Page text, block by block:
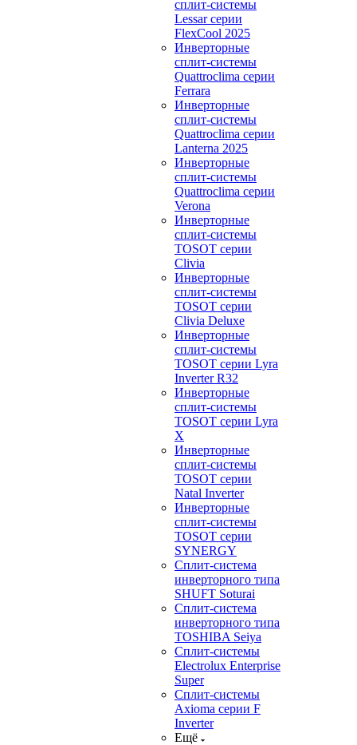
сплит-системы
Lessar серии
FlexCool 2025
Инверторные
сплит-системы
Quattroclima серии
Ferrara
Инверторные
сплит-системы
Quattroclima серии
Lanterna 2025
Инверторные
сплит-системы
Quattroclima серии
Verona
Инверторные
сплит-системы
TOSOT серии
Clivia
Инверторные
сплит-системы
TOSOT серии
Clivia Deluxe
Инверторные
сплит-системы
TOSOT серии Lyra
Inverter R32
Инверторные
сплит-системы
TOSOT серии Lyra
X
Инверторные
сплит-системы
TOSOT серии
Natal Inverter
Инверторные
сплит-системы
TOSOT серии
SYNERGY
Сплит-система
инверторного типа
SHUFT Soturai
Сплит-система
инверторного типа
TOSHIBA Seiya
Сплит-системы
Electrolux Enterprise
Super
Сплит-системы
Axioma серии F
Inverter
Ещё